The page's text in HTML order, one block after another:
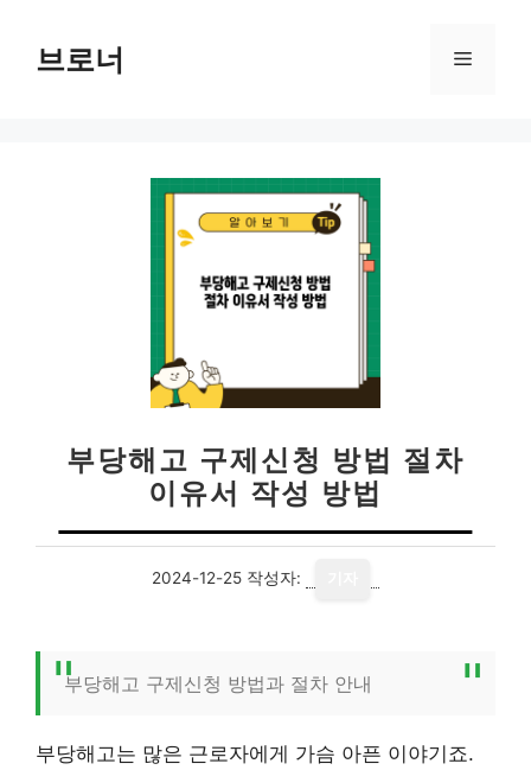
브로너 메
부당해고 구제신청 방법 절차
이유서 작성 방법
2024-12-25 작성자:
부당해고 구제신청 방법과 절차 안내
부당해고는 많은 근로자에게 가슴 아픈 이야기죠.